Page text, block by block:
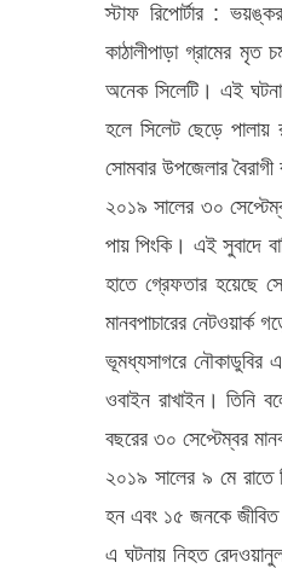
স্টাফ রিপোর্টার :
কাঠালীপাড়া গ্রামের
অনেক সিলেটি। এই
হলে সিলেট ছেড়ে
সোমবার উপজেলার
২০১৯ সালের ৩০
পায় পিংকি। এই সুবাদে
হাতে গ্রেফতার হয়েছে
মানবপাচারের নেটওয়ার্ক
ভূমধ্যসাগরে নৌকাডুবির
ওবাইন রাখাইন। তিনি
বছরের ৩০ সেপ্টেম্বর
২০১৯ সালের ৯ মে রাতে
হন এবং ১৫ জনকে জীবিত
এ ঘটনায় নিহত